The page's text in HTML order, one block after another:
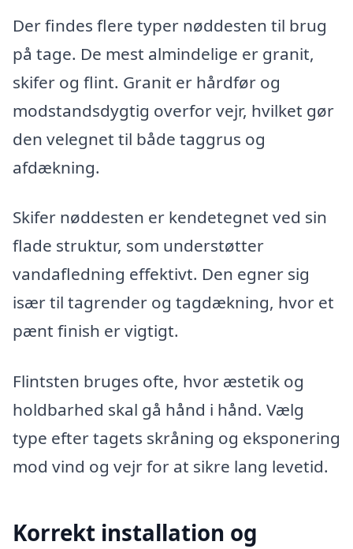
Der findes flere typer nøddesten til brug
på tage. De mest almindelige er granit,
skifer og flint. Granit er hårdfør og
modstandsdygtig overfor vejr, hvilket gør
den velegnet til både taggrus og
afdækning.
Skifer nøddesten er kendetegnet ved sin
flade struktur, som understøtter
vandafledning effektivt. Den egner sig
især til tagrender og tagdækning, hvor et
pænt finish er vigtigt.
Flintsten bruges ofte, hvor æstetik og
holdbarhed skal gå hånd i hånd. Vælg
type efter tagets skråning og eksponering
mod vind og vejr for at sikre lang levetid.
Korrekt installation og